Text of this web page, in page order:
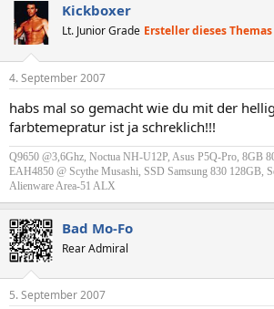
Kickboxer
Lt. Junior Grade Ersteller dieses Themas
4. September 2007
habs mal so gemacht wie du mit der
farbtemepratur ist ja schreklich!!!
Q9650 @3,6Ghz, Noctua NH-U12P, Asus P5Q-Pro, 8GB
EAH4850 @ Scythe Musashi, SSD Samsung 830 128GB,
Alienware Area-51 ALX
Bad Mo-Fo
Rear Admiral
5. September 2007